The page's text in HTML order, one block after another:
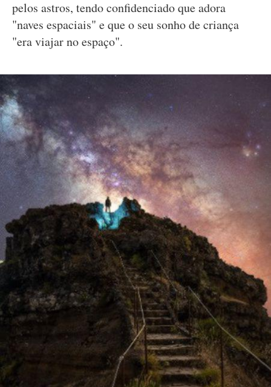
pelos astros, tendo confidenciado que adora
"naves espaciais" e que o seu sonho de criança
"era viajar no espaço".